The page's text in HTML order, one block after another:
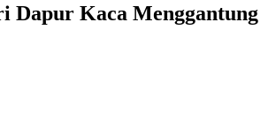
Dapur Kaca Menggantung